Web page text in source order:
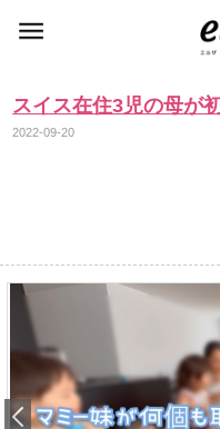
スイス在住3児の母が
2022-09-20